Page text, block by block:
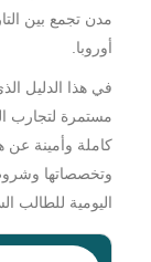
مدن تجمع بين
أوروبا.
في هذا الدليل
مستمرة لتجارب
كاملة وأمينة عن
وتخصصاتها
اليومية للطالب